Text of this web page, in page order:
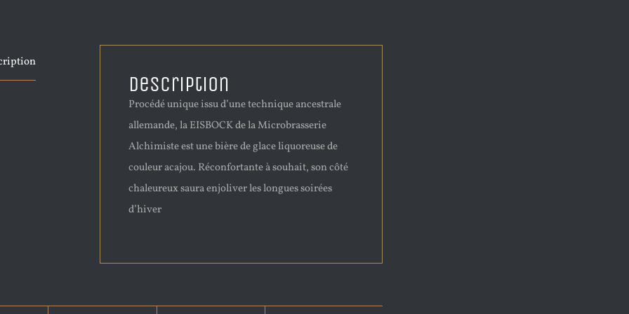
Description
Procédé unique issu d’une technique ancestrale
allemande, la EISBOCK de la Microbrasserie
Alchimiste est une bière de glace liquoreuse de
couleur acajou. Réconfortante à souhait, son côté
chaleureux saura enjoliver les longues soirées
d’hiver